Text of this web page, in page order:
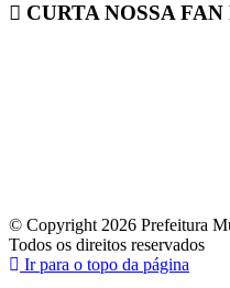
CURTA NOSSA FAN
© Copyright 2026 Prefeitura
Todos os direitos reservados
Ir para o topo da página